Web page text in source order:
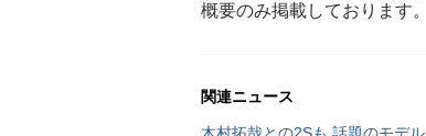
概要のみ掲載しております。
関連ニュース